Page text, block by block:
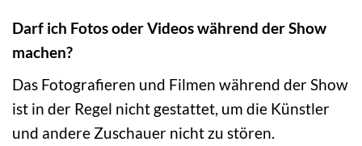
Darf ich Fotos oder Videos während der Show
machen?
Das Fotografieren und Filmen während der Show
ist in der Regel nicht gestattet, um die Künstler
und andere Zuschauer nicht zu stören.